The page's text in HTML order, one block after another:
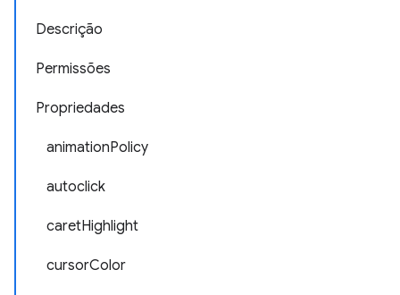
Descrição
Permissões
Propriedades
animationPolicy
autoclick
caretHighlight
cursorColor